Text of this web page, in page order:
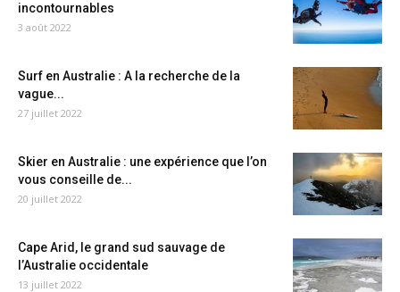
incontournables
3 août 2022
Surf en Australie : A la recherche de la
vague...
27 juillet 2022
Skier en Australie : une expérience que l’on
vous conseille de...
20 juillet 2022
Cape Arid, le grand sud sauvage de
l’Australie occidentale
13 juillet 2022